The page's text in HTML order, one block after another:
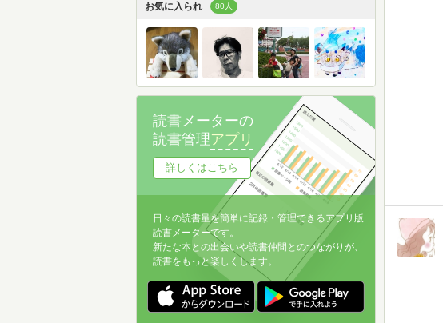
お気に入られ 80人
読書メーターの
読書管理アプリ
詳しくはこちら
日々の読書量を簡単に記録・管理できるアプリ版
読書メーターです。
新たな本との出会いや読書仲間とのつながりが、
読書をもっと楽しくします。